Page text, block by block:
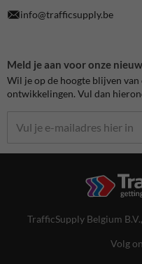
info@trafficsupply.be
Meld je aan voor onze
Wil je op de hoogte blijven
ontwikkelingen. Vul dan
TrafficSupply Belgium B.V.,
Volg